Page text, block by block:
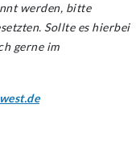
werden, bitte
Sollte es hierbei
gerne im